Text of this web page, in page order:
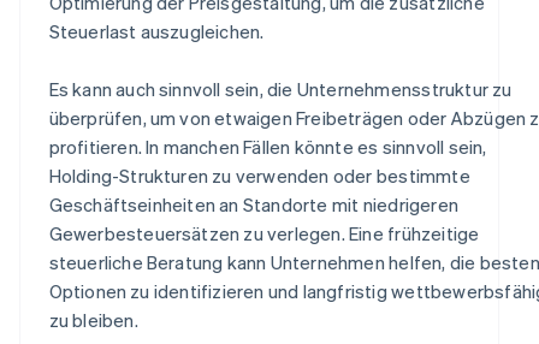
Steuerlast auszugleichen.
Es kann auch sinnvoll sein, die Unternehmensstruktur zu
überprüfen, um von etwaigen Freibeträgen oder Abzügen
profitieren. In manchen Fällen könnte es sinnvoll sein,
Holding-Strukturen zu verwenden oder bestimmte
Geschäftseinheiten an Standorte mit niedrigeren
Gewerbesteuersätzen zu verlegen. Eine frühzeitige
steuerliche Beratung kann Unternehmen helfen, die besten
Optionen zu identifizieren und langfristig
zu bleiben.